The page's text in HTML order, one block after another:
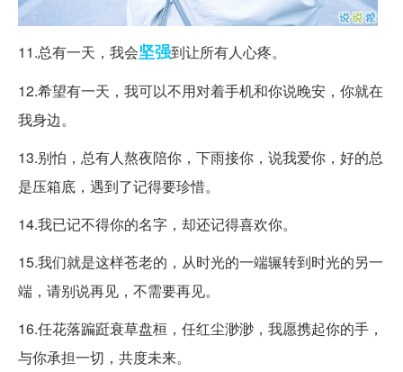
11.总有一天，我会坚强到让所有人心疼。
12.希望有一天，我可以不用对着手机和你说晚安，你就在
我身边。
13.别怕，总有人熬夜陪你，下雨接你，说我爱你，好的总
是压箱底，遇到了记得要珍惜。
14.我已记不得你的名字，却还记得喜欢你。
15.我们就是这样苍老的，从时光的一端辗转到时光的另一
端，请别说再见，不需要再见。
16.任花落蹁跹衰草盘桓，任红尘渺渺，我愿携起你的手，
与你承担一切，共度未来。